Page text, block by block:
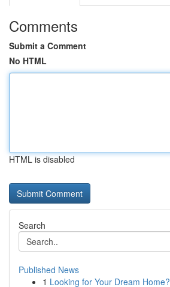
Comments
Submit a Comment
No HTML
HTML is disabled
Search
Published News
1 Looking for Your Dream Home?